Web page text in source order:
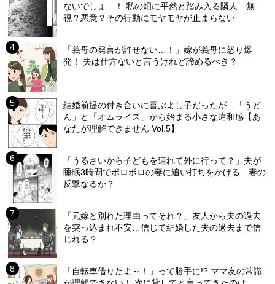
ないでしょ…！ 私の畑に平然と踏み入る隣人…無
視？悪意？その行動にモヤモヤが止まらない
「義母の発言が許せない…！」嫁が義母に怒り爆
発！ 夫は仕方ないと言うけれど諦めるべき？
結婚前提の付き合いに喜ぶよし子だったが…「うど
ん」と「オムライス」から始まる小さな違和感【あ
なたが理解できません Vol.5】
「うるさいから子どもを連れて外に行って？」夫が
睡眠3時間でボロボロの妻に追い打ちをかける…妻の
反撃なるか？
「元嫁と別れた理由ってそれ？」友人から夫の過去
を突っ込まれ不安…信じて結婚した夫の過去まで信
じれる？
「自転車借りたよ～！」って勝手に!? ママ友の常識